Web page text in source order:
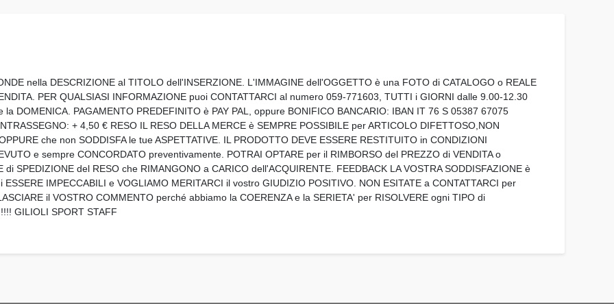
nella DESCRIZIONE al TITOLO dell'INSERZIONE. L'IMMAGINE dell'OGGETTO è una FOTO di CATALOGO o REALE
PER QUALSIASI INFORMAZIONE puoi CONTATTARCI al numero 059-771603, TUTTI i GIORNI dalle 9.00-12.30
DOMENICA. PAGAMENTO PREDEFINITO è PAY PAL, oppure BONIFICO BANCARIO: IBAN IT 76 S 05387 67075
+ 4,50 € RESO IL RESO DELLA MERCE è SEMPRE POSSIBILE per ARTICOLO DIFETTOSO,NON
che non SODDISFA le tue ASPETTATIVE. IL PRODOTTO DEVE ESSERE RESTITUITO in CONDIZIONI
e sempre CONCORDATO preventivamente. POTRAI OPTARE per il RIMBORSO del PREZZO di VENDITA o
SPEDIZIONE del RESO che RIMANGONO a CARICO dell'ACQUIRENTE. FEEDBACK LA VOSTRA SODDISFAZIONE è
IMPECCABILI e VOGLIAMO MERITARCI il vostro GIUDIZIO POSITIVO. NON ESITATE a CONTATTARCI per
il VOSTRO COMMENTO perché abbiamo la COERENZA e la SERIETA' per RISOLVERE ogni TIPO di
GILIOLI SPORT STAFF